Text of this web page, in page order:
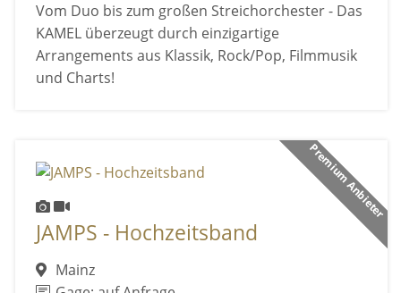
Vom Duo bis zum großen Streichorchester - Das
KAMEL überzeugt durch einzigartige
Arrangements aus Klassik, Rock/Pop, Filmmusik
und Charts!
Premium Anbieter
JAMPS - Hochzeitsband
Mainz